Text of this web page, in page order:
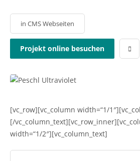
in CMS Webseiten
Projekt online besuchen
[vc_row][vc_column width=“1/
[/
width=“1/2″][vc_column_text]